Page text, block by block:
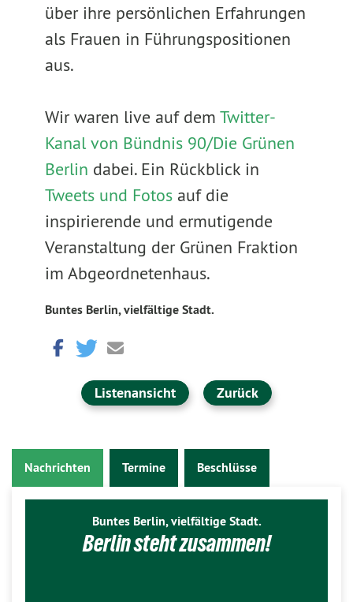
über ihre persönlichen Erfahrungen
als Frauen in Führungspositionen
aus.
Wir waren live auf dem Twitter-
Kanal von Bündnis 90/Die Grünen
Berlin dabei. Ein Rückblick in
Tweets und Fotosauf die
inspirierende und ermutigende
Veranstaltung der Grünen Fraktion
im Abgeordnetenhaus.
Buntes Berlin, vielfältige Stadt.
Listenansicht Zurück
Nachrichten Termine Beschlüsse
Buntes Berlin, vielfältige Stadt.
Berlin steht zusammen!